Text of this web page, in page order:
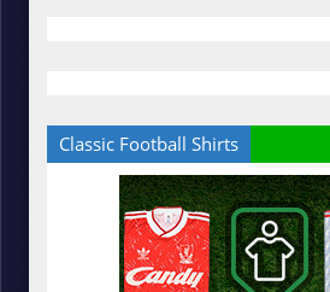
Classic Football Shirts